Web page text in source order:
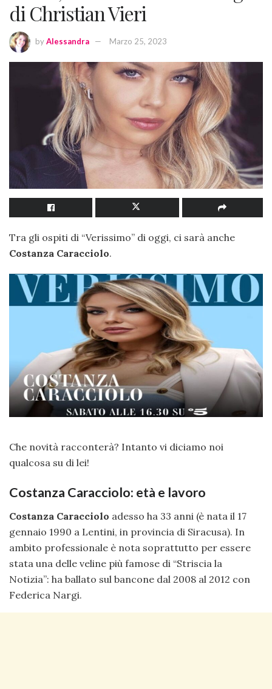
di Christian Vieri
byAlessandra Marzo 25, 2023
Tra gli ospiti di “Verissimo” di oggi, ci sarà anche
Costanza Caracciolo.
Che novità racconterà? Intanto vi diciamo noi
qualcosa su di lei!
Costanza Caracciolo: età e lavoro
Costanza Caracciolo adesso ha 33 anni (è nata il 17
gennaio 1990 a Lentini, in provincia di Siracusa). In
ambito professionale è nota soprattutto per essere
stata una delle veline più famose di “Striscia la
Notizia”: ha ballato sul bancone dal 2008 al 2012 con
Federica Nargi.